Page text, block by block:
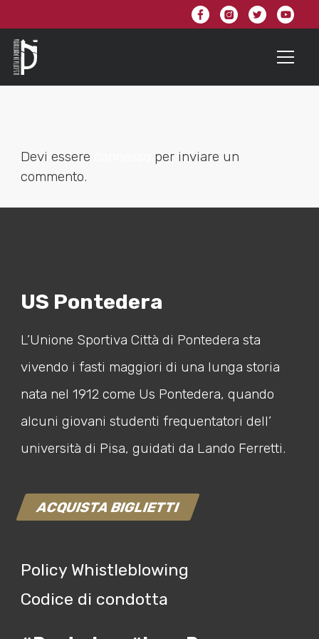
Devi essere
per inviare un
commento.
US Pontedera
L’Unione Sportiva Città di Pontedera sta
vivendo i fasti maggiori di una lunga storia
nata nel 1912 come Us Pontedera, quando
alcuni giovani studenti frequentatori dell’
università di Pisa, guidati da Lando Ferretti.
ACQUISTA BIGLIETTI
Policy Whistleblowing
Codice di condotta